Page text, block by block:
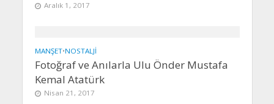
Aralık 1, 2017
MANŞET•NOSTALJI
Fotoğraf ve Anılarla Ulu Önder Mustafa
Kemal Atatürk
Nisan 21, 2017